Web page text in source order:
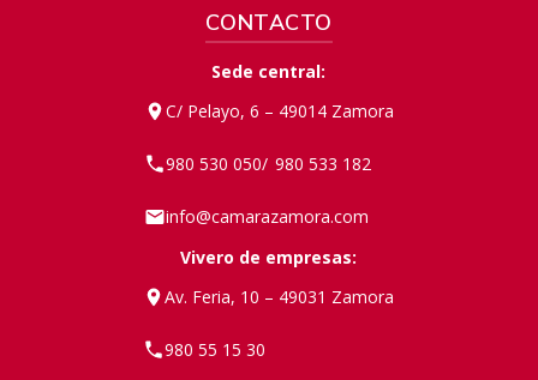
CONTACTO
Sede central:
C/ Pelayo, 6 – 49014 Zamora
980 530 050/ 980 533 182
info@camarazamora.com
Vivero de empresas:
Av. Feria, 10 – 49031 Zamora
980 55 15 30